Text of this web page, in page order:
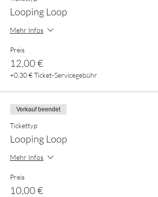
Looping Loop
Mehr Infos
Preis
12,00 €
+0,30 € Ticket-Servicegebühr
Verkauf beendet
Tickettyp
Looping Loop
Mehr Infos
Preis
10,00 €